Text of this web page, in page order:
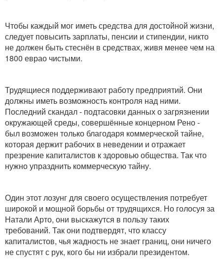
Чтобы каждый мог иметь средства для достойной жизни,
следует повысить зарплаты, пенсии и стипендии, никто
не должен быть стеснён в средствах, живя менее чем на
1800 еврао чистыми.
Трудящиеся поддерживают работу предприятий. Они
должны иметь возможность контроля над ними.
Последний скандал - подтасовки данных о загрязнении
окружающей среды, совершённые концерном Рено -
был возможен только благодаря коммерческой тайне,
которая держит рабочих в неведении и отражает
презрение капиталистов к здоровью общества. Так что
нужно упразднить коммерческую тайну.
Один этот лозунг для своего осуществления потребует
широкой и мощной борьбы от трудящихся. Но голосуя за
Натали Арто, они выскажутся в пользу таких
требований. Так они подтвердят, что классу
капиталистов, чья жадность не знает границ, они ничего
не спустят с рук, кого бы ни избрали президентом.